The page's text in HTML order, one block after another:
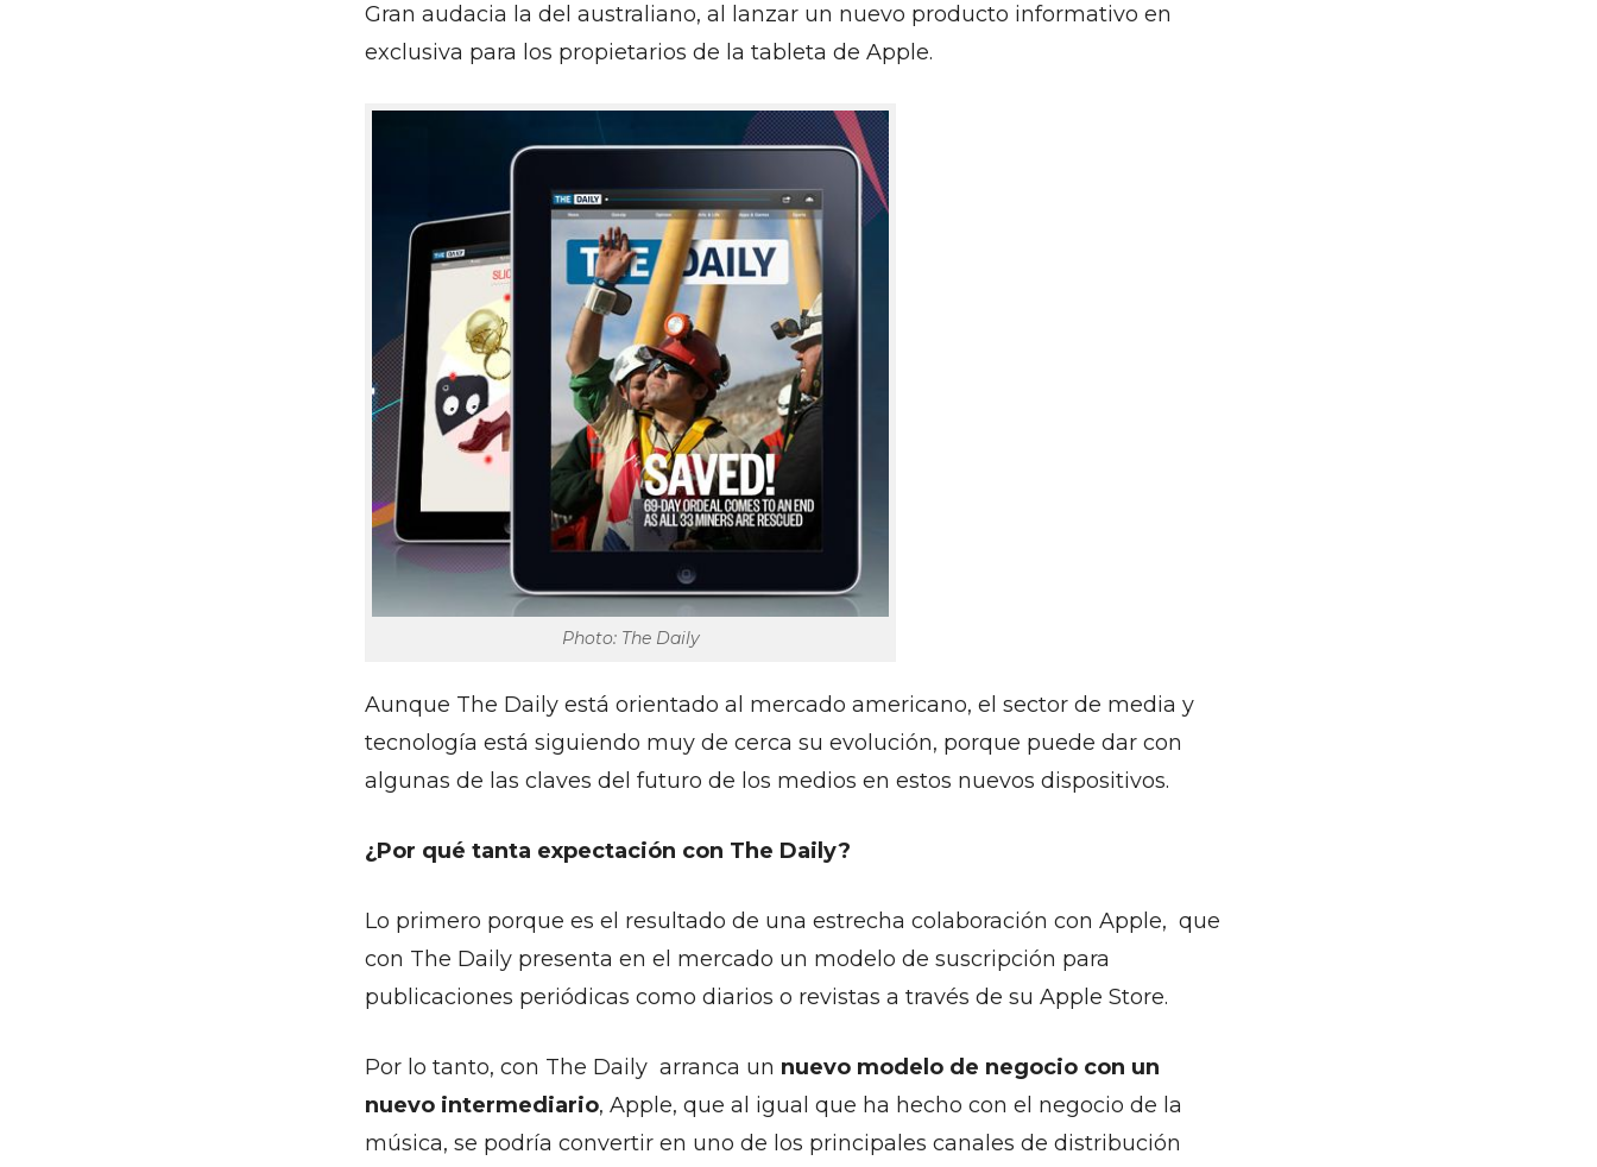
Gran audacia la del australiano, al lanzar un nuevo producto informativo en
exclusiva para los propietarios de la tableta de Apple.
Photo: The Daily
Aunque The Daily está orientado al mercado americano, el sector de media y
tecnología está siguiendo muy de cerca su evolución, porque puede dar con
algunas de las claves del futuro de los medios en estos nuevos dispositivos.
¿Por qué tanta expectación con The Daily?
Lo primero porque es el resultado de una estrecha colaboración con Apple, que
con The Daily presenta en el mercado un modelo de suscripción para
publicaciones periódicas como diarios o revistas a través de su Apple Store.
Por lo tanto, con The Daily arranca un nuevo modelo de negocio con un
nuevo intermediario, Apple, que al igual que ha hecho con el negocio de la
música, se podría convertir en uno de los principales canales de distribución